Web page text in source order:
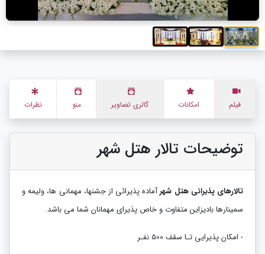
فیلم امکانات گالری تصاویر منو نظرات
توضیحات تالار هتل شهر
تالارهای پذیرائی هتل شهرآماده پذیرائی از جشنها، مهمانی ها، ولیمه و
سمینارها بادیزاین متفاوت و خاص پذیرای مهمانان شما می باشد.
- امکان پذیرایی تـا سقف 500 نفـر